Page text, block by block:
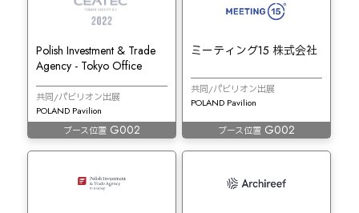
Polish Investment & Trade
Agency - Tokyo Office
共同/パビリオン出展
POLAND Pavilion
ブース位置G002
ミーティング15 株式会社
共同/パビリオン出展
POLAND Pavilion
ブース位置G002